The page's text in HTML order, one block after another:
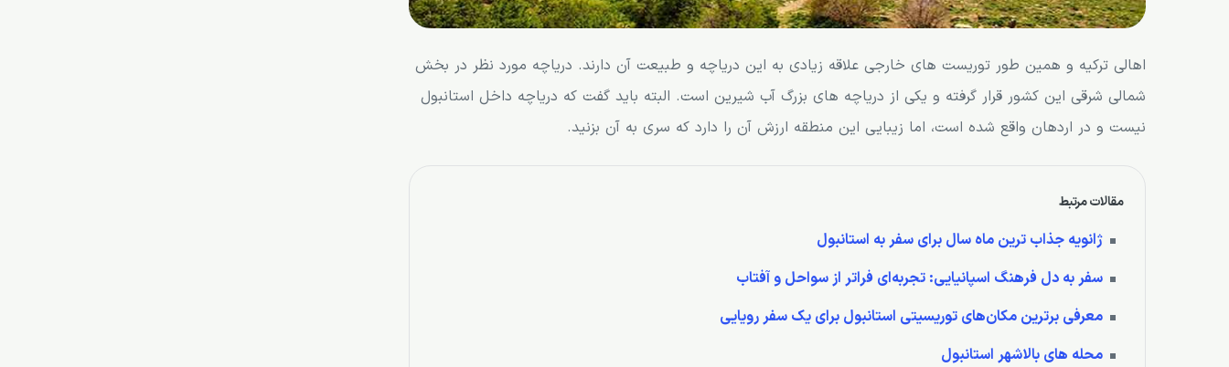
اهالی ترکیه و همین طور توریست های خارجی علاقه زیادی به این دریاچه و طبیعت آن دارند. دریاچه مورد نظر در بخش
شمالی شرقی این کشور قرار گرفته و یکی از دریاچه های بزرگ آب شیرین است. البته باید گفت که دریاچه داخل استانبول
نیست و در اردهان واقع شده است، اما زیبایی این منطقه ارزش آن را دارد که سری به آن بزنید.
مقالات مرتبط
ژانویه جذاب ترین ماه سال برای سفر به استانبول
سفر به دل فرهنگ اسپانیایی: تجربه‌ای فراتر از سواحل و آفتاب
معرفی برترین مکان‌های توریسیتی استانبول برای یک سفر رویایی
محله های بالاشهر استانبول